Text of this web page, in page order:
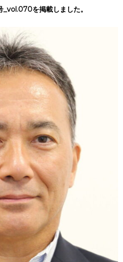
を掲載しました。